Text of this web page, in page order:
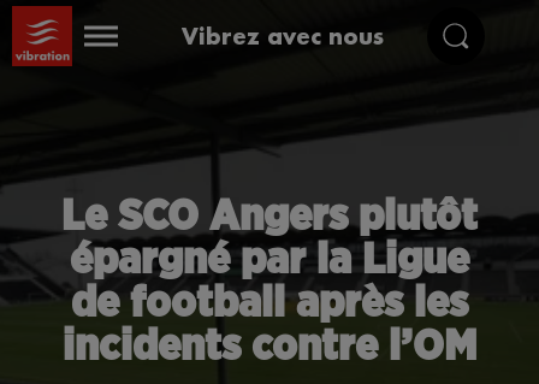
Vibrez avec nous
Le SCO Angers plutôt
épargné par la Ligue
de football après les
incidents contre l’OM